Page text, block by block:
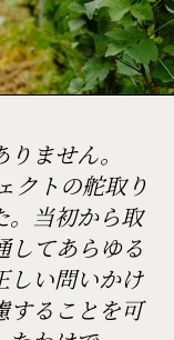
ません。
トの舵取り
当初から取
てあらゆる
い問いかけ
ることを可